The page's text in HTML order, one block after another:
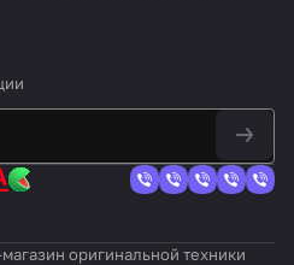
оригинальной техники